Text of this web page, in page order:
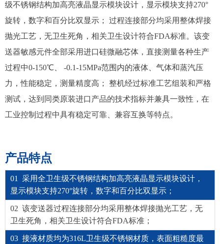
级不锈钢结构加高亮液晶显示模块设计，显示模块支持270°
旋转，数字和百分比双显示； 过程连接部分均采用整体焊接
抛光工艺，无卫生死角，相关卫生设计符合FDA标准。该变
送器敏感元件全部采用进口硅微融芯体，直接测量各种生产
过程中0-150℃、 -0.1-15MPa范围内的液体、气体和蒸汽压
力，性能稳定，测量精度高； 整机经过标准工艺组装和严格
测试，达到同类原装进口产品的技术指标并兼具一致性，在
工业控制过程中具有稳定可靠、兼容互换等特点。
产品特点
01 采用全卫生级不锈钢结构加高亮液晶显示模块设计，
显示模块支持270°旋转，数字和百分比双显示；
02 该变送器过程连接部分均采用整体焊接抛光工艺，无
卫生死角，相关卫生设计符合FDA标准；
03 接液材质均为316L卫生级不锈钢材质，表面粗糙度最